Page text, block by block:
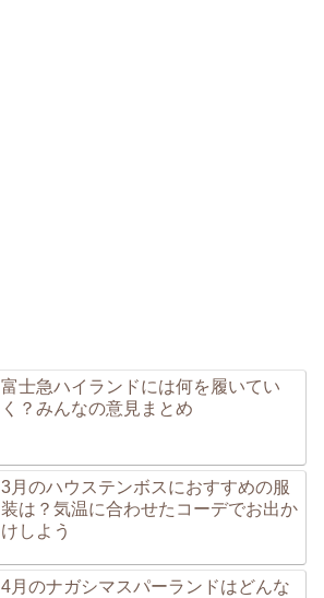
富士急ハイランドには何を履いてい
く？みんなの意見まとめ
3月のハウステンボスにおすすめの服
装は？気温に合わせたコーデでお出か
けしよう
4月のナガシマスパーランドはどんな